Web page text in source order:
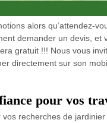
alors qu’attendez-
demander un devis,
gratuit !!! Nous vous
directement sur son
pour vos
vos recherches de